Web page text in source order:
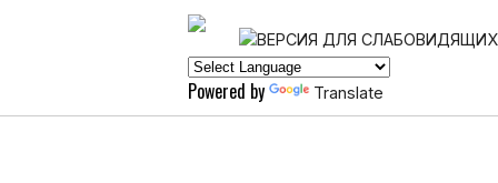
Powered by Translate